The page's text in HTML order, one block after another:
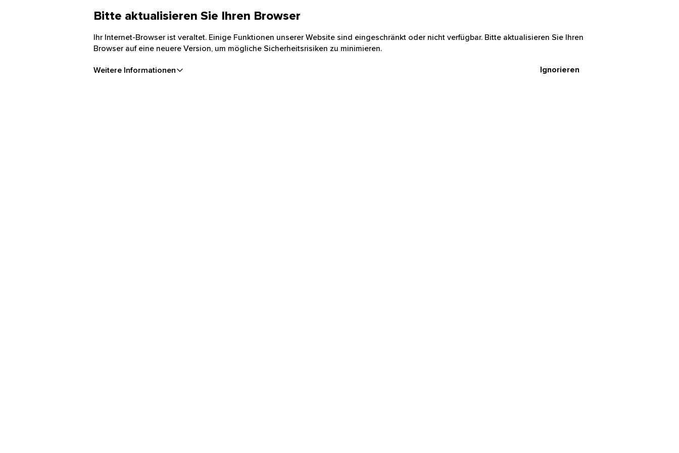
Bitte aktualisieren Sie Ihren Browser
Ihr Internet-Browser ist veraltet. Einige Funktionen unserer Website sind eingeschränkt oder nicht verfügbar. Bitte aktualisieren Sie Ihren
Browser auf eine neuere Version, um mögliche Sicherheitsrisiken zu minimieren.
Weitere Informationen Ignorieren